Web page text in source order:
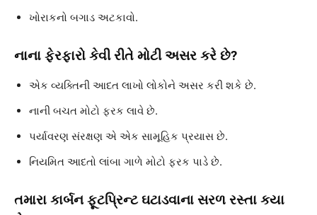
ખોરાકનો બગાડ અટકાવો.
નાના ફેરફારો કેવી રીતે મોટી અસર કરે છે?
એક વ્યક્તિની આદત લાખો લોકોને અસર કરી શકે છે.
નાની બચત મોટો ફરક લાવે છે.
પર્યાવરણ સંરક્ષણ એ એક સામૂહિક પ્રયાસ છે.
નિયમિત આદતો લાંબા ગાળે મોટો ફરક પાડે છે.
તમારા કાર્બન ફૂટપ્રિન્ટ ઘટાડવાના સરળ રસ્તા કયા